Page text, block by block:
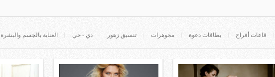
قاعات أفراح بطاقات دعوة مجوهرات تنسيق زهور دي - جي العناية بالجسم والبشرة